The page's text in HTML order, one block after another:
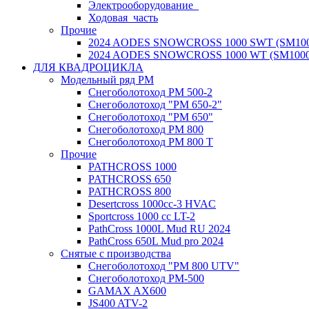
Электрооборудование_
Ходовая_часть
Прочие
2024 AODES SNOWCROSS 1000 SWT
2024 AODES SNOWCROSS 1000 WT
ДЛЯ КВАДРОЦИКЛА
Модельный ряд РМ
Снегоболотоход РМ 500-2
Снегоболотоход "РМ 650-2"
Снегоболотоход "РМ 650"
Снегоболотоход РМ 800
Снегоболотоход РМ 800 Т
Прочие
PATHCROSS 1000
PATHCROSS 650
PATHCROSS 800
Desertcross 1000cc-3 HVAC
Sportcross 1000 cc LT-2
PathCross 1000L Mud RU 2024
PathCross 650L Mud pro 2024
Снятые с производства
Снегоболотоход "РМ 800 UTV"
Снегоболотоход РМ-500
GAMAX AX600
JS400 ATV-2